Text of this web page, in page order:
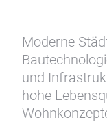
Moderne
und
hohe